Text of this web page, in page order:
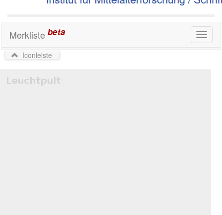
Toggle
Merkliste beta
Iconleiste